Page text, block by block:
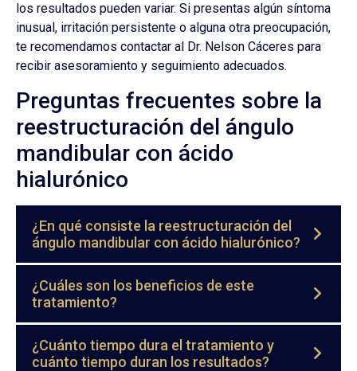
los resultados pueden variar. Si presentas algún síntoma
inusual, irritación persistente o alguna otra preocupación,
te recomendamos contactar al Dr. Nelson Cáceres para
recibir asesoramiento y seguimiento adecuados.
Preguntas frecuentes sobre la
reestructuración del ángulo
mandibular con ácido
hialurónico
¿En qué consiste la reestructuración del
ángulo mandibular con ácido hialurónico?
¿Cuáles son los beneficios de este
tratamiento?
¿Cuánto tiempo dura el tratamiento y
cuánto tiempo duran los resultados?